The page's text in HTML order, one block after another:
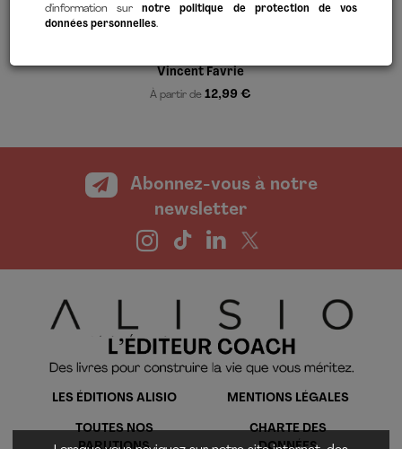
ÉQUIPE AVEC PROCESS
COMMUNICATION
Vincent Favrie
À partir de12,99 €
Abonnez-vous à notre
newsletter
d'information surnotre politique de protection de vos
données personnelles.
LES ÉDITIONS ALISIO
TOUTES NOS
MENTIONS LÉGALES
CHARTE DES